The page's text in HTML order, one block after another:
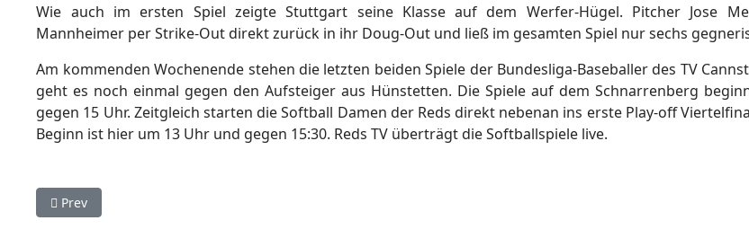
Wie auch im ersten Spiel zeigte Stuttgart seine Klasse auf dem Werfer-Hügel. Pitcher Jose
Mannheimer per Strike-Out direkt zurück in ihr Doug-Out und ließ im gesamten Spiel nur sechs
Am kommenden Wochenende stehen die letzten beiden Spiele der Bundesliga-Baseballer des TV
geht es noch einmal gegen den Aufsteiger aus Hünstetten. Die Spiele auf dem Schnarrenberg
gegen 15 Uhr. Zeitgleich starten die Softball Damen der Reds direkt nebenan ins erste Play-off
Beginn ist hier um 13 Uhr und gegen 15:30. Reds TV überträgt die Softballspiele live.
Previous article: Stuttgart Reds beenden die Saison mit zwei Heimsiegen gegen Hünstetten
Prev